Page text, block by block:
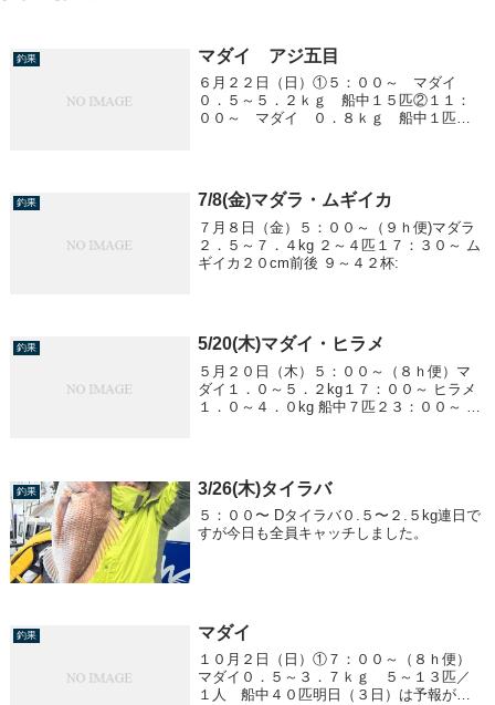
釣果 マダイ アジ五目
６月２２日（日）①５：００～ マダイ
０．５～５．２ｋｇ 船中１５匹②１１：
００～ マダイ ０．８ｋｇ 船中１匹③
釣果 7/8(金)マダラ・ムギイカ
７月８日（金）５：００～（９ｈ便)マダラ
２．５～７．４kg ２～４匹１７：３０～ ム
ギイカ２０cm前後 ９～４２杯:
釣果 5/20(木)マダイ・ヒラメ
５月２０日（木）５：００～（８ｈ便）マ
ダイ１．０～５．２kg１７：００～ ヒラメ
１．０～４．０kg 船中７匹２３：００～ ヒ
釣果 3/26(木)タイラバ
５：００〜 Dタイラバ０.５〜２.５kg連日で
すが今日も全員キャッチしました。
釣果 マダイ
１０月２日（日）①７：００～（８ｈ便）
マダイ０．５～３．７ｋｇ ５～１３匹／
１人 船中４０匹明日（３日）は予報が悪